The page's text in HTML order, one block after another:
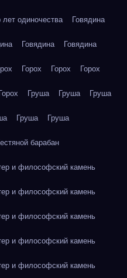
одиночества Говядина
Говядина Говядина
Горох Горох Горох
Горох Груша Груша Груша
Груша Груша
барабан
и философский камень
и философский камень
и философский камень
и философский камень
и философский камень